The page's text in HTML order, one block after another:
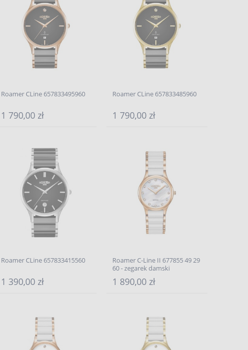
Roamer CLine 657833495960
1 790,00 zł
Roamer CLine 657833485960
1 790,00 zł
Roamer CLine 657833415560
1 390,00 zł
Roamer C-Line II 677855 49 29
60 - zegarek damski
1 890,00 zł